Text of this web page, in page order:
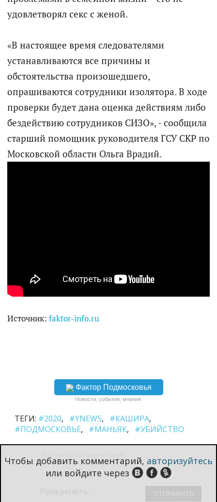
удовлетворял секс с женой.
«В настоящее время следователями
устанавливаются все причины и
обстоятельства произошедшего,
опрашиваются сотрудники изолятора. В ходе
проверки будет дана оценка действиям либо
бездействию сотрудников СИЗО», - сообщила
старший помощник руководителя ГСУ СКР по
Московской области Ольга Врадий.
Источник: faktor-info.ru
Фактор Подмосковья
Новости, события, мнения.
ТЕГИ: #2020 #YNEWS
#КАШИРА
#ПОДМОСКОВЬЕ
#МАНЬЯК #УБИЙСТВО
Чтобы добавить комментарий, авторизуйтесь
или войдите через